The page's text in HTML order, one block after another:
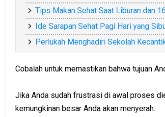
Tips Makan Sehat Saat Liburan dan
Ide Sarapan Sehat Pagi Hari yang
Perlukah Menghadiri Sekolah
Cobalah untuk memastikan bahwa tujuan
Jika Anda sudah frustrasi di awal proses
kemungkinan besar Anda akan menyerah.